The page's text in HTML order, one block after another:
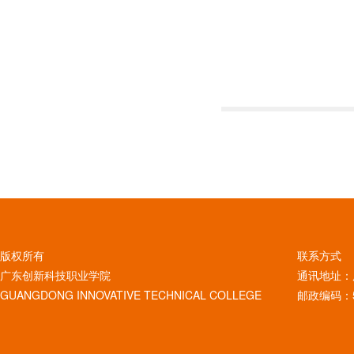
版权所有
广东创新科技职业学院
GUANGDONG INNOVATIVE TECHNICAL COLLEGE
联系方式
通讯地址
邮政编码